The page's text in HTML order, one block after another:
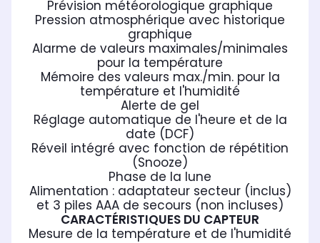
Prévision météorologique graphique
Pression atmosphérique avec historique
graphique
Alarme de valeurs maximales/minimales
pour la température
Mémoire des valeurs max./min. pour la
température et l'humidité
Alerte de gel
Réglage automatique de l'heure et de la
date (DCF)
Réveil intégré avec fonction de répétition
(Snooze)
Phase de la lune
Alimentation : adaptateur secteur (inclus)
et 3 piles AAA de secours (non incluses)
CARACTÉRISTIQUES DU CAPTEUR
Mesure de la température et de l'humidité